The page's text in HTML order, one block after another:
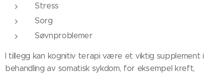
Stress
Sorg
Søvnproblemer
I tillegg kan kognitiv terapi være et viktig supplement i
behandling av somatisk sykdom, for eksempel kreft,